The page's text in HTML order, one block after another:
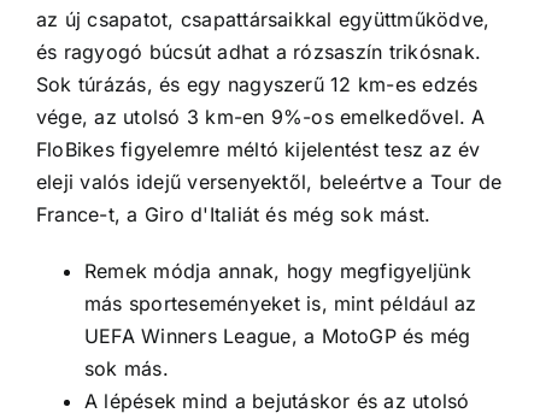
az új csapatot, csapattársaikkal együttműködve,
és ragyogó búcsút adhat a rózsaszín trikósnak.
Sok túrázás, és egy nagyszerű 12 km-es edzés
vége, az utolsó 3 km-en 9%-os emelkedővel. A
FloBikes figyelemre méltó kijelentést tesz az év
eleji valós idejű versenyektől, beleértve a Tour de
France-t, a Giro d'Italiát és még sok mást.
Remek módja annak, hogy megfigyeljünk
más sporteseményeket is, mint például az
UEFA Winners League, a MotoGP és még
sok más.
A lépések mind a bejutáskor és az utolsó